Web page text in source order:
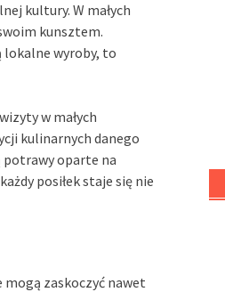
kultury. W małych
kunsztem.
lokalne wyroby, to
w małych
kulinarnych danego
potrawy oparte na
posiłek staje się nie
zaskoczyć nawet